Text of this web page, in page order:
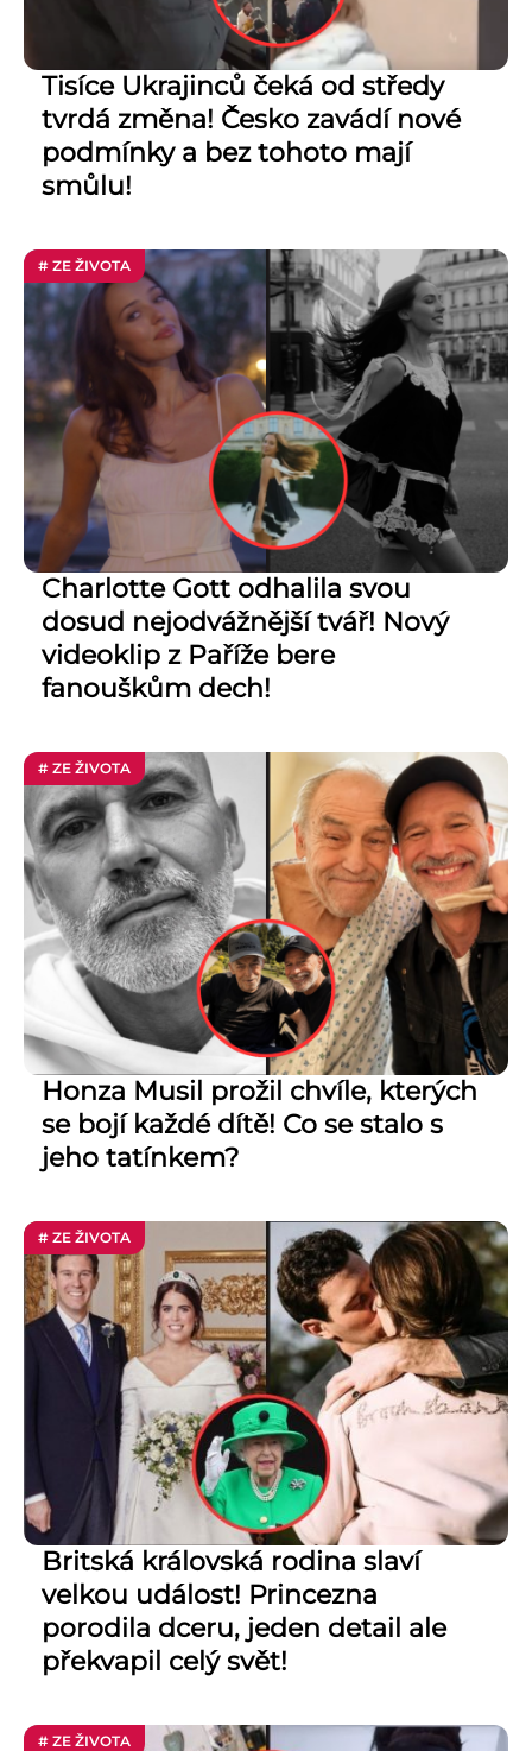
Tisíce Ukrajinců čeká od středy
tvrdá změna! Česko zavádí nové
podmínky a bez tohoto mají
smůlu!
# ZE ŽIVOTA
Charlotte Gott odhalila svou
dosud nejodvážnější tvář! Nový
videoklip z Paříže bere
fanouškům dech!
# ZE ŽIVOTA
Honza Musil prožil chvíle, kterých
se bojí každé dítě! Co se stalo s
jeho tatínkem?
# ZE ŽIVOTA
Britská královská rodina slaví
velkou událost! Princezna
porodila dceru, jeden detail ale
překvapil celý svět!
# ZE ŽIVOTA